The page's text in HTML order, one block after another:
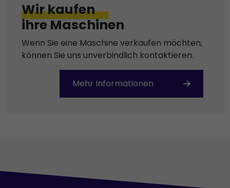
Wir kaufen
ihre Maschinen
Wenn Sie eine Maschine verkaufen möchten,
können Sie uns unverbindlich kontaktieren.
Mehr Informationen